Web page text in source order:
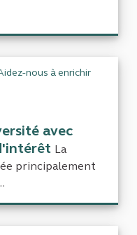
nous à enrichir
avec
La
principalement